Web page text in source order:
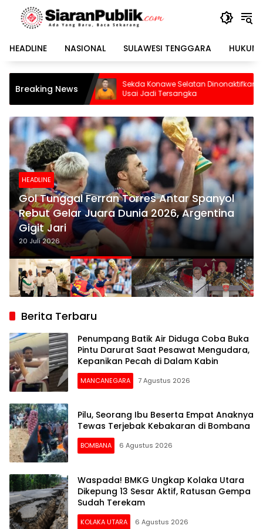
Langsung
konten
HEADLINE
NASIONAL SULAWESI TENGGARA HUKUM
Breaking News
Sekda Konawe Selatan Dinonaktifkan
Usai Jadi Tersangka
Budaya
HEADLINE
Gol Tunggal Ferran Torres Antar Spanyol
Rebut Gelar Juara Dunia 2026, Argentina
Gigit Jari
20 Juli 2026
Berita Terbaru
Penumpang Batik Air Diduga Coba Buka
Pintu Darurat Saat Pesawat Mengudara,
Kepanikan Pecah di Dalam Kabin
MANCANEGARA 7 Agustus 2026
Pilu, Seorang Ibu Beserta Empat Anaknya
Tewas Terjebak Kebakaran di Bombana
BOMBANA 6 Agustus 2026
Waspada! BMKG Ungkap Kolaka Utara
Dikepung 13 Sesar Aktif, Ratusan Gempa
Sudah Terekam
KOLAKA UTARA 6 Agustus 2026